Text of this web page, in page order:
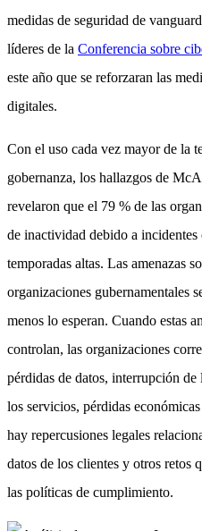
medidas de seguridad de
líderes de la Conferencia sobre
este año que se reforzaran las
digitales.
Con el uso cada vez mayor de la
gobernanza, los hallazgos de
revelaron que el 79 % de las
de inactividad debido a incidentes
temporadas altas. Las amenazas
organizaciones gubernamentales
menos lo esperan. Cuando estas
controlan, las organizaciones
pérdidas de datos, interrupción
los servicios, pérdidas
hay repercusiones legales
datos de los clientes y otros retos
las políticas de cumplimiento.